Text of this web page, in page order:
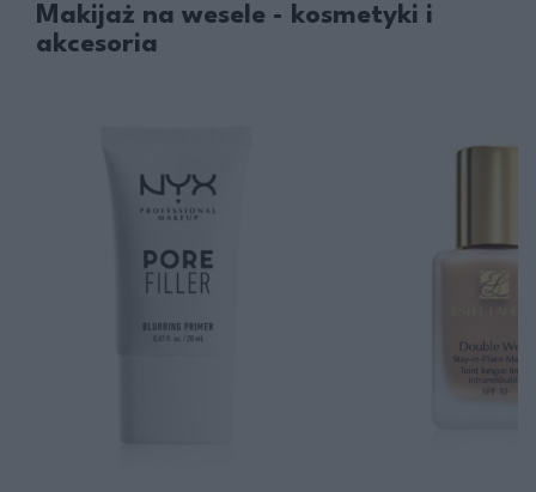
Makijaż na wesele - kosmetyki i
akcesoria